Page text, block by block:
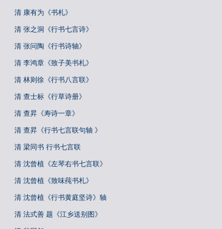
清 康有为《书札》
清 张之洞《行书七言诗》
清 张问陶《行书诗轴》
清 李鸿章《致子美书札》
清 林则徐《行书八言联》
清 查士标《行草诗册》
清 查昇《寿诗一章》
清 查昇《行书七言联句轴 》
清 梁同书 行书七言联
清 沈曾植《左琴右书七言联》
清 沈曾植《致味莼书札》
清 沈曾植《行书黄庭坚诗》轴
清 法式善 题《江乡送别图》